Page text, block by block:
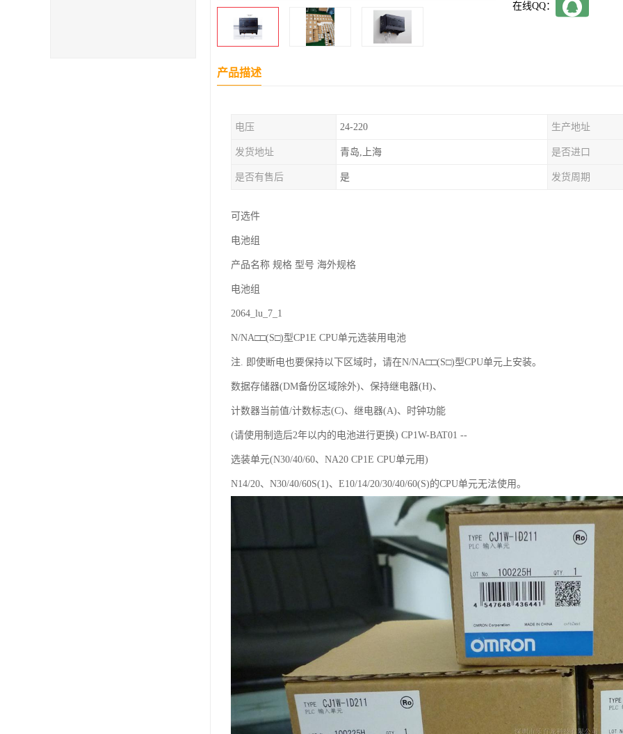
在线QQ：
产品描述
电压 24-220 生产地址
发货地址 青岛,上海 是否进口
是否有售后 是 发货周期
可选件
电池组
产品名称 规格 型号 海外规格
电池组
2064_lu_7_1
N/NA□□(S□)型CP1E CPU单元选装用电池
注. 即使断电也要保持以下区域时，请在N/NA□□(S□)型CPU单元上安装。
数据存储器(DM备份区域除外)、保持继电器(H)、
计数器当前值/计数标志(C)、继电器(A)、时钟功能
(请使用制造后2年以内的电池进行更换) CP1W-BAT01 --
选装单元(N30/40/60、NA20 CP1E CPU单元用)
N14/20、N30/40/60S(1)、E10/14/20/30/40/60(S)的CPU单元无法使用。